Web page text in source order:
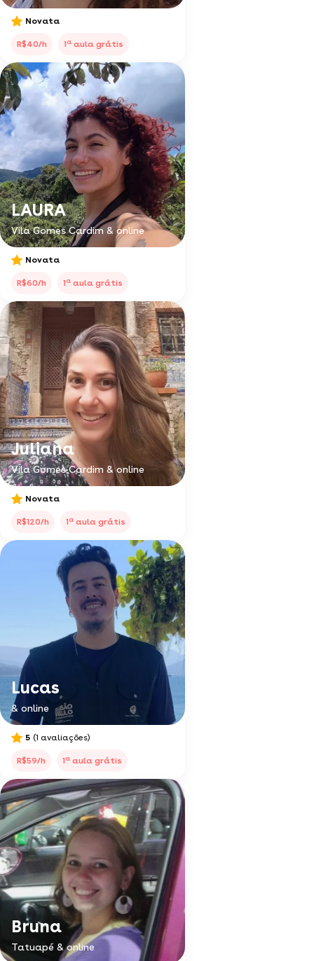
Novata
R$40/h 1a aula grátis
LAURA
Vila Gomes Cardim & online
Novata
R$60/h 1a aula grátis
Juliana
Vila Gomes Cardim & online
Novata
R$120/h 1a aula grátis
Lucas
& online
5 (1 avaliações)
R$59/h 1a aula grátis
Bruna
Tatuapé & online